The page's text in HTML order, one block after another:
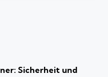
Sicherheit und